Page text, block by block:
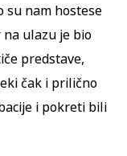
su nam hostese
ulazu je bio
predstave,
čak i prilično
i pokreti bili